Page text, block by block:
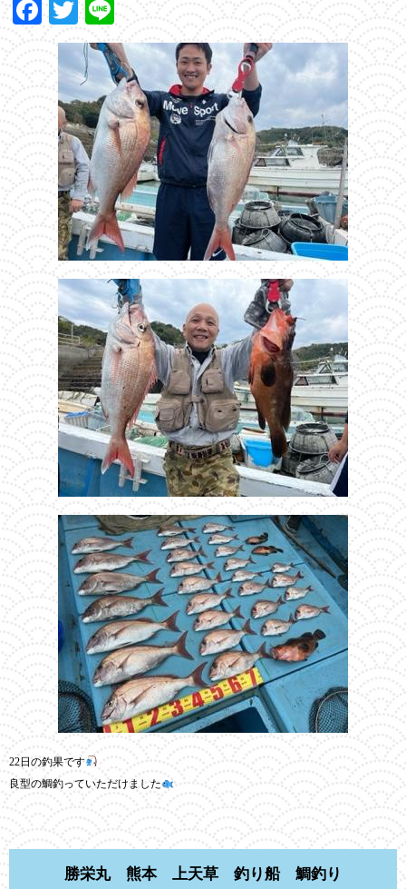
Facebook
Twitter
Line
22日の釣果です
良型の鯛釣っていただけました
勝栄丸 熊本 上天草 釣り船 鯛釣り